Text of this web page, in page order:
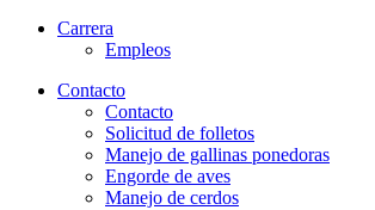
Carrera
Empleos
Contacto
Contacto
Solicitud de folletos
Manejo de gallinas ponedoras
Engorde de aves
Manejo de cerdos